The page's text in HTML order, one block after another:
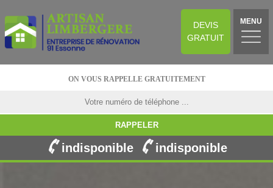
DEVIS
GRATUIT
MENU
ON VOUS RAPPELLE GRATUITEMENT
indisponible indisponible